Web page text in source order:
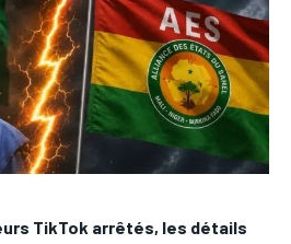
TikTok arrêtés, les détails